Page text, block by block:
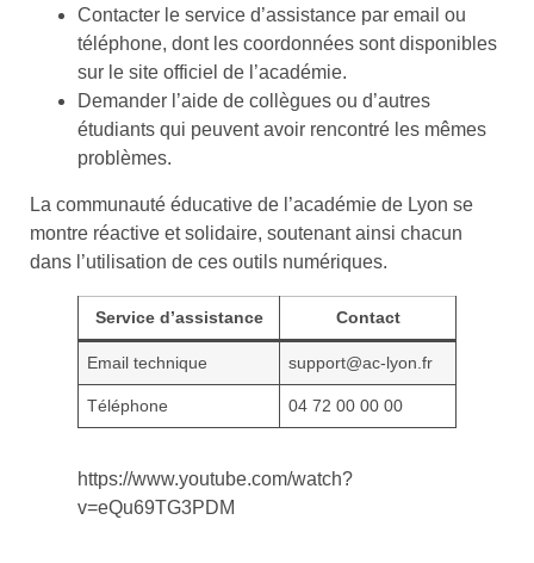
Contacter le service d’assistance par email ou
téléphone, dont les coordonnées sont disponibles
sur le site officiel de l’académie.
Demander l’aide de collègues ou d’autres
étudiants qui peuvent avoir rencontré les mêmes
problèmes.
La communauté éducative de l’académie de Lyon se
montre réactive et solidaire, soutenant ainsi chacun
dans l’utilisation de ces outils numériques.
Service d’assistance Contact
Email technique support@ac-lyon.fr
Téléphone 04 72 00 00 00
https://www.youtube.com/watch?
v=eQu69TG3PDM